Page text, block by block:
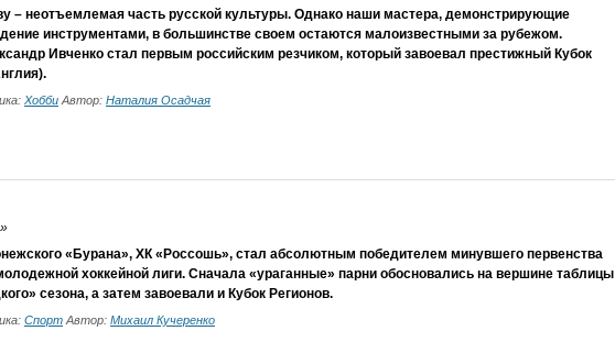
– неотъемлемая часть русской культуры. Однако наши мастера, демонстрирующие
инструментами, в большинстве своем остаются малоизвестными за рубежом.
Ивченко стал первым российским резчиком, который завоевал престижный Кубок
Хобби Автор: Наталия Осадчая
«Бурана», ХК «Россошь», стал абсолютным победителем минувшего первенства
хоккейной лиги. Сначала «ураганные» парни обосновались на вершине таблицы
сезона, а затем завоевали и Кубок Регионов.
Спорт Автор: Михаил Кучеренко